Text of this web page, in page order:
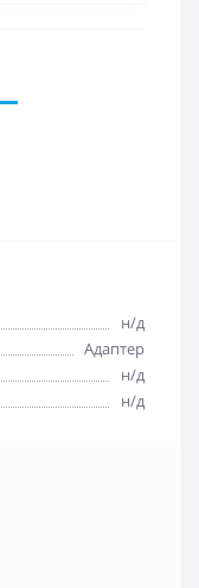
н/д
Адаптер
н/д
н/д